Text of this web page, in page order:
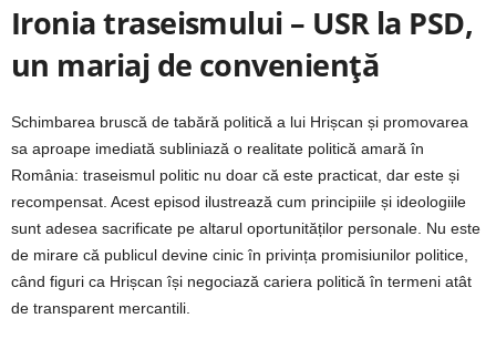
Ironia traseismului – USR la PSD,
un mariaj de conveniență
Schimbarea bruscă de tabără politică a lui Hrișcan și promovarea
sa aproape imediată subliniază o realitate politică amară în
România: traseismul politic nu doar că este practicat, dar este și
recompensat. Acest episod ilustrează cum principiile și ideologiile
sunt adesea sacrificate pe altarul oportunităților personale. Nu este
de mirare că publicul devine cinic în privința promisiunilor politice,
când figuri ca Hrișcan își negociază cariera politică în termeni atât
de transparent mercantili.